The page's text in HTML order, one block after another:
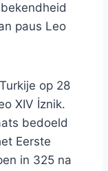
paus Leo
op 28
XIV İznik.
bedoeld
Eerste
in 325 na